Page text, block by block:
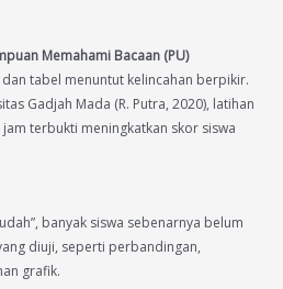
Memahami Bacaan (PU)
tabel menuntut kelincahan berpikir.
Gadjah Mada (R. Putra, 2020), latihan
terbukti meningkatkan skor siswa
banyak siswa sebenarnya belum
diuji, seperti perbandingan,
grafik.